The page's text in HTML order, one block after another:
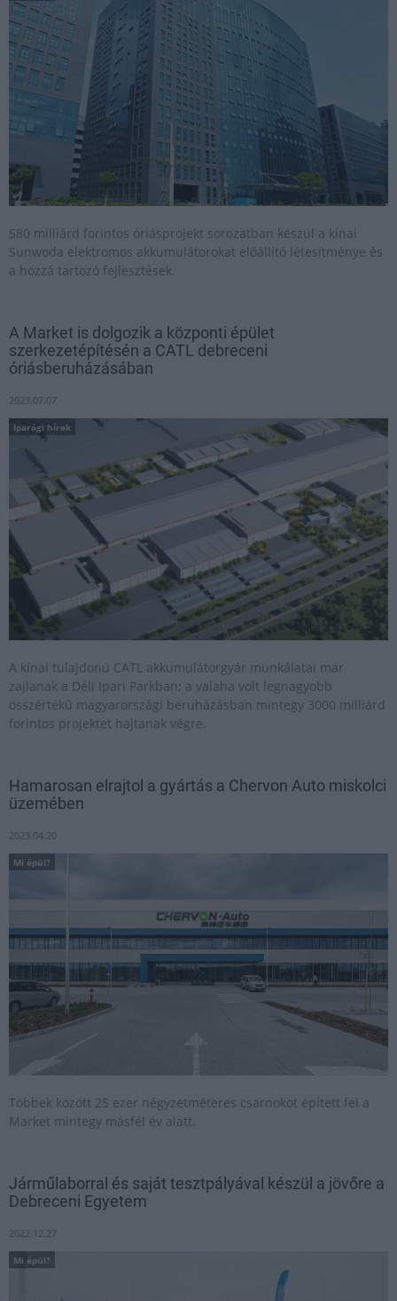
580 milliárd forintos óriásprojekt sorozatban készül a kínai
Sunwoda elektromos akkumulátorokat előállító létesítménye és
a hozzá tartozó fejlesztések.
A Market is dolgozik a központi épület
szerkezetépítésén a CATL debreceni
óriásberuházásában
2023.07.07
Iparági hírek
A kínai tulajdonú CATL akkumulátorgyár munkálatai már
zajlanak a Déli Ipari Parkban; a valaha volt legnagyobb
összértékű magyarországi beruházásban mintegy 3000 milliárd
forintos projektet hajtanak végre.
Hamarosan elrajtol a gyártás a Chervon Auto miskolci
üzemében
2023.04.20
Mi épül?
Többek között 25 ezer négyzetméteres csarnokot épített fel a
Market mintegy másfél év alatt.
Járműlaborral és saját tesztpályával készül a jövőre a
Debreceni Egyetem
2022.12.27
Mi épül?